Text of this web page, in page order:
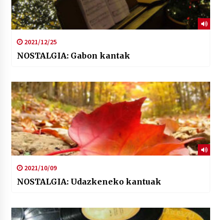
2021/12/25
NOSTALGIA: Gabon kantak
2021/10/09
NOSTALGIA: Udazkeneko kantuak